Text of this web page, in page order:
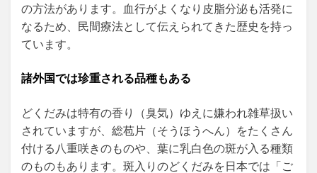
の方法があります。血行がよくなり皮脂分泌も活発に
なるため、民間療法として伝えられてきた歴史を持っ
ています。
諸外国では珍重される品種もある
どくだみは特有の香り（臭気）ゆえに嫌われ雑草扱い
されていますが、総苞片（そうほうへん）をたくさん
付ける八重咲きのものや、葉に乳白色の斑が入る種類
のものもあります。斑入りのどくだみを日本では「ご